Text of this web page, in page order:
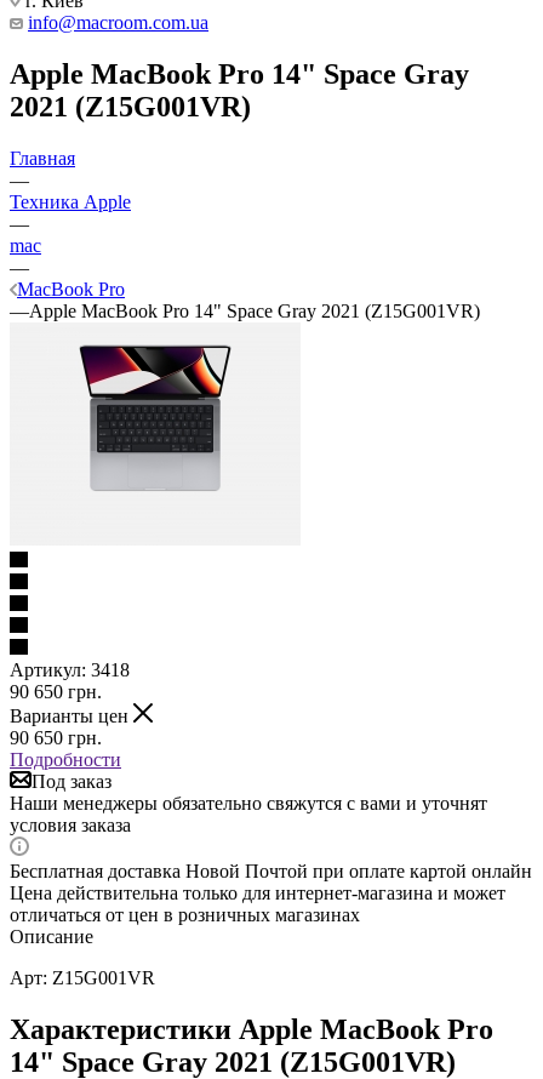
info@macroom.com.ua
Apple MacBook Pro 14" Space Gray
2021 (Z15G001VR)
Главная
—
Техника Apple
—
mac
—
MacBook Pro
—Apple MacBook Pro 14" Space Gray 2021 (Z15G001VR)
Артикул: 3418
90 650 грн.
Варианты цен
90 650 грн.
Подробности
Под заказ
Наши менеджеры обязательно свяжутся с вами и уточнят
условия заказа
Бесплатная доставка Новой Почтой при оплате картой онлайн
Цена действительна только для интернет-магазина и может
отличаться от цен в розничных магазинах
Описание
Арт: Z15G001VR
Характеристики Apple MacBook Pro
14" Space Gray 2021 (Z15G001VR)